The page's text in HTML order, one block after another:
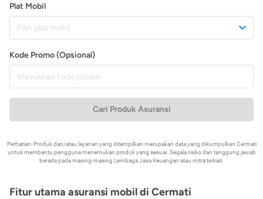
Plat Mobil
Pilih plat mobil
Kode Promo (Opsional)
Cari Produk Asuransi
Perhatian: Produk dan/atau layanan yang ditampilkan merupakan data yang dikumpulkan Cermati
untuk membantu pengguna menemukan produk yang sesuai. Segala risiko dan tanggung jawab
berada pada masing-masing Lembaga Jasa Keuangan atau mitra terkait.
Fitur utama asuransi mobil di Cermati